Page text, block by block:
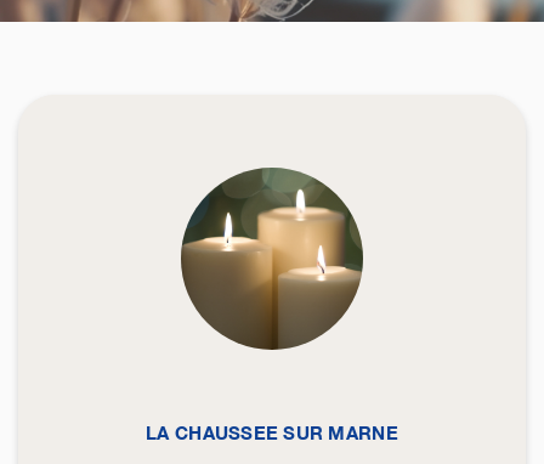
LA CHAUSSEE SUR MARNE